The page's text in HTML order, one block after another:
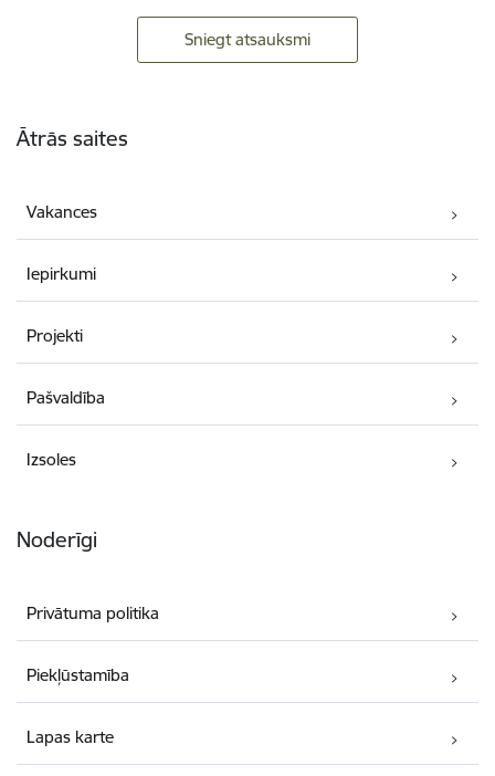
Sniegt atsauksmi
Ātrās saites
Vakances
Iepirkumi
Projekti
Pašvaldība
Izsoles
Noderīgi
Privātuma politika
Piekļūstamība
Lapas karte